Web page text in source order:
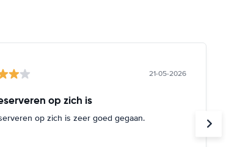
21-05-2026
op zich is
op zich is zeer goed gegaan.